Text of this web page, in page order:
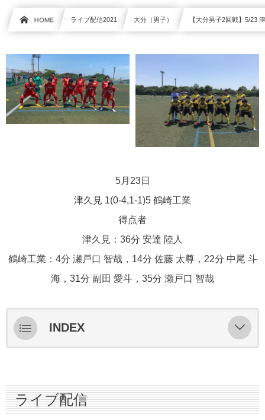
HOME ライブ配信2021 大分（男子） 【大分男子2回戦】5/23
5月23日
津久見 1(0-4,1-1)5 鶴崎工業
得点者
津久見：36分 安達 陸人
鶴崎工業：4分 瀬戸口 智哉，14分 佐藤 太尊，22分 中尾 斗
海，31分 副田 愛斗，35分 瀬戸口 智哉
INDEX
ハイライト
ライブ配信